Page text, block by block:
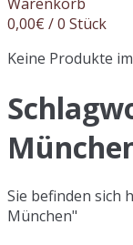
Warenkorb
0,00€ / 0 Stück
Keine Produkte
Sie befinden sich
München"